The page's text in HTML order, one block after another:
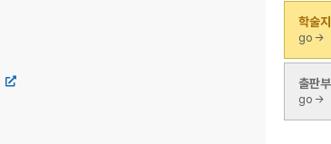
학술
go →
출판
go →